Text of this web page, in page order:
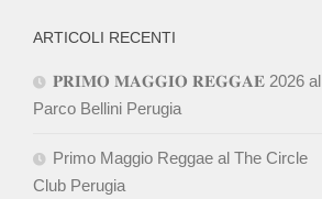
ARTICOLI RECENTI
𝐏𝐑𝐈𝐌𝐎 𝐌𝐀𝐆𝐆𝐈𝐎 𝐑𝐄𝐆𝐆𝐀𝐄 2026 al
Parco Bellini Perugia
Primo Maggio Reggae al The Circle
Club Perugia